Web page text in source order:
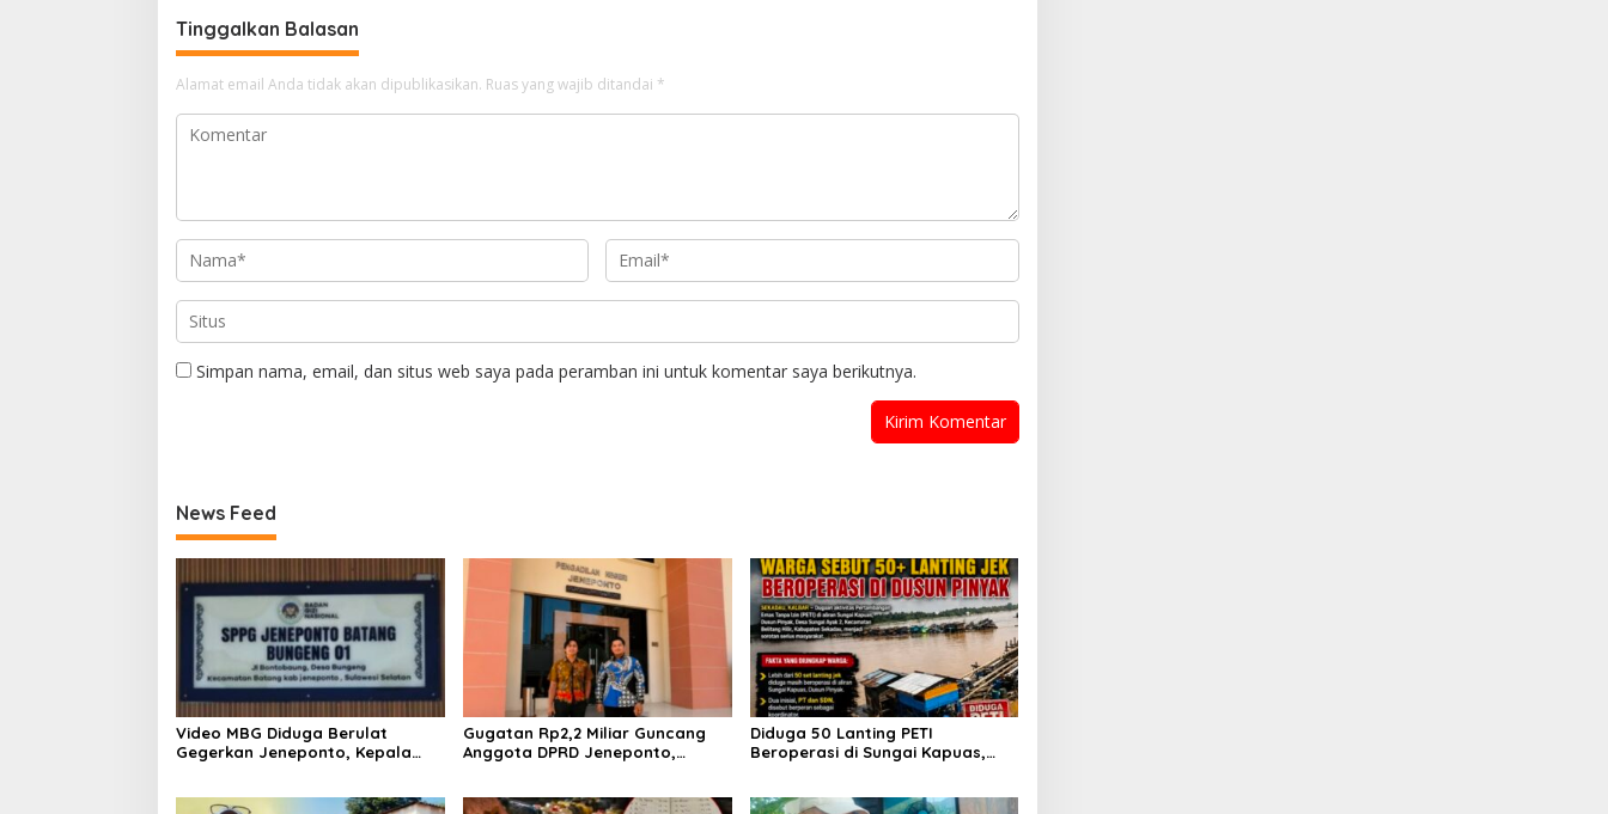
Tinggalkan Balasan
Alamat email Anda tidak akan dipublikasikan. Ruas yang wajib ditandai *
Simpan nama, email, dan situs web saya pada peramban ini untuk komentar saya berikutnya.
News Feed
Video MBG Diduga Berulat
Gegerkan Jeneponto, Kepala
Gugatan Rp2,2 Miliar Guncang
Anggota DPRD Jeneponto,
Diduga 50 Lanting PETI
Beroperasi di Sungai Kapuas,
Ilegal